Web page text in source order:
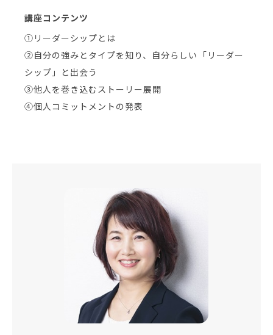
講座コンテンツ
①リーダーシップとは
②自分の強みとタイプを知り、自分らしい「リーダー
シップ」と出会う
③他人を巻き込むストーリー展開
④個人コミットメントの発表